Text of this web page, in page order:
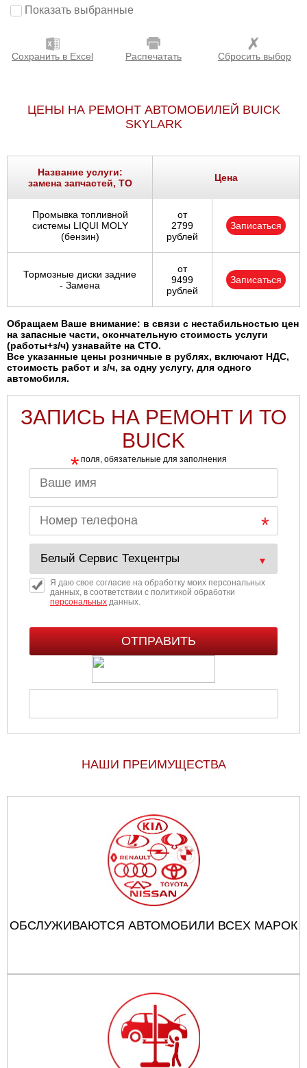
Оренбург
Петрозаводск
Ростов-на-Дону
Самара
Санкт-Петербург
Саратов
Солнцево
Сургут
Тула
Ульяновск
Челябинск
Череповец
Ярославль
Показать выбранные
Сохранить в Excel Распечатать Сбросить выбор
ЦЕНЫ НА РЕМОНТ АВТОМОБИЛЕЙ BUICK
SKYLARK
Название услуги:
замена запчастей, ТО
Цена
Промывка топливной
системы LIQUI MOLY
(бензин)
от
2799
рублей
Записаться
Тормозные диски задние
- Замена
от
9499
рублей
Записаться
Обращаем Ваше внимание: в связи с нестабильностью цен
на запасные части, окончательную стоимость услуги
(работы+з/ч) узнавайте на СТО.
Все указанные цены розничные в рублях, включают НДС,
стоимость работ и з/ч, за одну услугу, для одного
автомобиля.
ЗАПИСЬ НА РЕМОНТ И ТО
BUICK
* поля, обязательные для заполнения
Я даю свое согласие на обработку моих персональных
данных, в соответствии с политикой обработки
персональныхданных.
НАШИ ПРЕИМУЩЕСТВА
ОБСЛУЖИВАЮТСЯ АВТОМОБИЛИ ВСЕХ МАРОК